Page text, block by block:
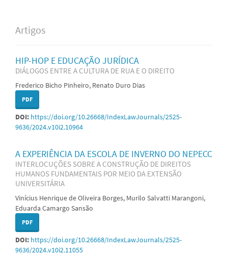
Artigos
HIP-HOP E EDUCAÇÃO JURÍDICA
DIÁLOGOS ENTRE A CULTURA DE RUA E O DIREITO
Frederico Bicho Pinheiro, Renato Duro Dias
PDF
DOI: https://doi.org/10.26668/IndexLawJournals/2525-
9636/2024.v10i2.10964
A EXPERIÊNCIA DA ESCOLA DE INVERNO DO NEPECC
INTERLOCUÇÕES SOBRE A CONSTRUÇÃO DE DIREITOS
HUMANOS FUNDAMENTAIS POR MEIO DA EXTENSÃO
UNIVERSITÁRIA
Vinícius Henrique de Oliveira Borges, Murilo Salvatti Marangoni,
Eduarda Camargo Sansão
PDF
DOI: https://doi.org/10.26668/IndexLawJournals/2525-
9636/2024.v10i2.11055